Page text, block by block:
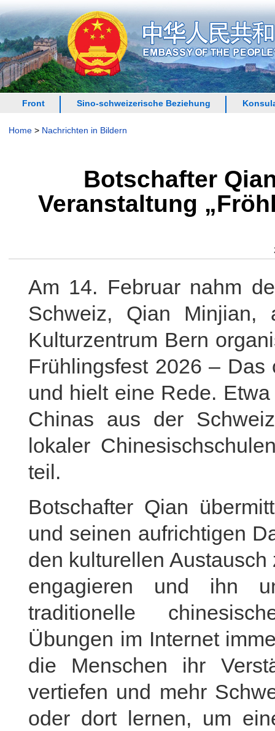
Front Sino-schweizerische Beziehung
Home > Nachrichten in Bildern
Botschafter
Veranstaltung
Am 14. Februar nahm
Schweiz, Qian
Kulturzentrum Bern
Frühlingsfest 2026 – Das
und hielt eine Rede.
Chinas aus der
lokaler
teil.
Botschafter Qian
und seinen aufrichtigen
den kulturellen
engagieren und ihn
traditionelle
Übungen im Internet
die Menschen ihr
vertiefen und mehr
oder dort lernen, um